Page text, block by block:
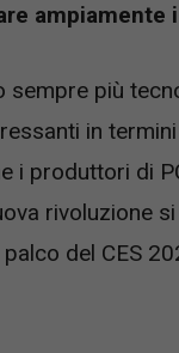
sempre più
in
i produttori di
rivoluzione
del CES